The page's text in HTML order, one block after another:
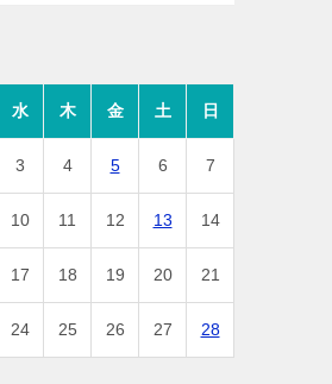
水 木 金 土 日
3 4 5 6 7
10 11 12 13 14
17 18 19 20 21
24 25 26 27 28